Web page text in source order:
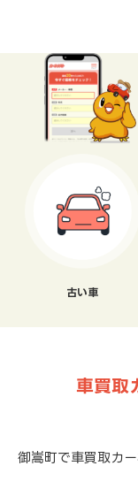
古い車
車買取
御嵩町で車買取カ